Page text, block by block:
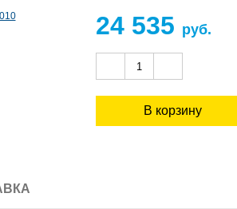
24 535 руб.